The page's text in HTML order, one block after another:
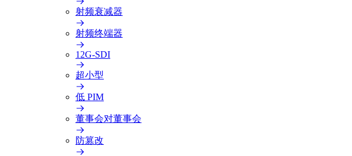
射频衰减器
射频终端器
12G-SDI
超小型
低 PIM
董事会对董事会
防篡改